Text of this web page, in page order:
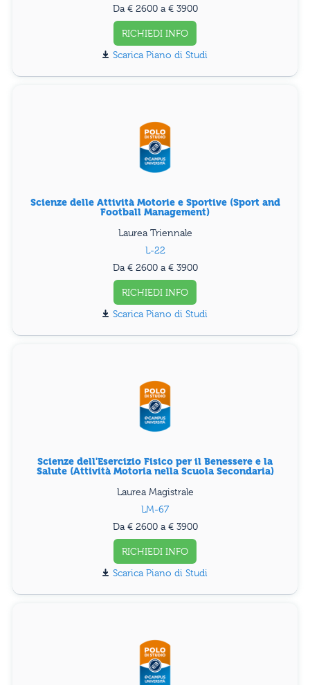
Da € 2600 a € 3900
RICHIEDI INFO
Piano di Studi
Scienze delle Attività Motorie e Sportive (Sport and
Football Management)
Laurea Triennale
L-22
Da € 2600 a € 3900
RICHIEDI INFO
Piano di Studi
Scienze dell'Esercizio Fisico per il Benessere e la
Salute (Attività Motoria nella Scuola Secondaria)
Laurea Magistrale
LM-67
Da € 2600 a € 3900
RICHIEDI INFO
Piano di Studi